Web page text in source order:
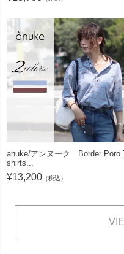
anuke/アンヌーク Border Poro
shirts...
¥13,200 （税込）